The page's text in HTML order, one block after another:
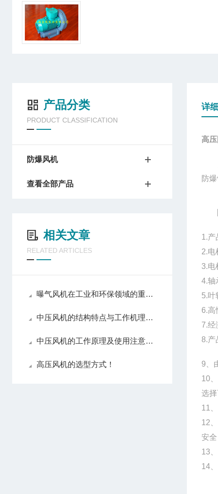
产品分类
PRODUCT CLASSIFICATION
防爆风机
查看全部产品
相关文章
RELATED ARTICLES
曝气风机在工业和环保领域的重要应用
中压风机的结构特点与工作机理解析
中压风机的工作原理及使用注意事项
高压风机的选型方式！
详
高
防
1.产
2.电
3.电
4.轴
5.叶
6.高
7.经
8.产
9、
10
选
11
12
安
13
14